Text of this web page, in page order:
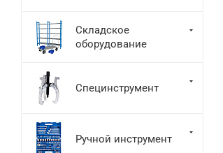
Складское
оборудование
Специнструмент
Ручной инструмент